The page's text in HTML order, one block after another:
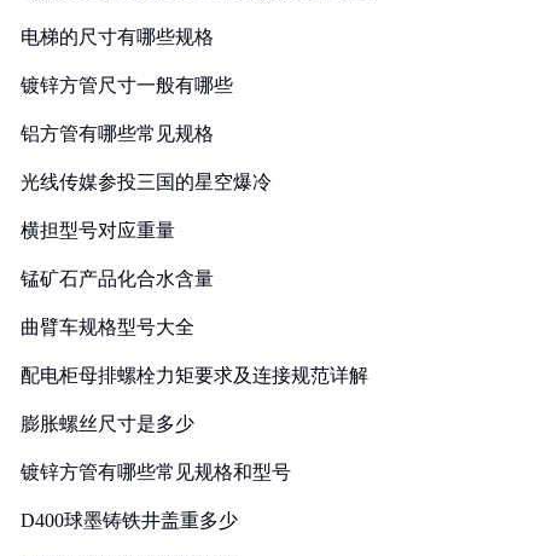
电梯的尺寸有哪些规格
镀锌方管尺寸一般有哪些
铝方管有哪些常见规格
光线传媒参投三国的星空爆冷
横担型号对应重量
锰矿石产品化合水含量
曲臂车规格型号大全
配电柜母排螺栓力矩要求及连接规范详解
膨胀螺丝尺寸是多少
镀锌方管有哪些常见规格和型号
D400球墨铸铁井盖重多少